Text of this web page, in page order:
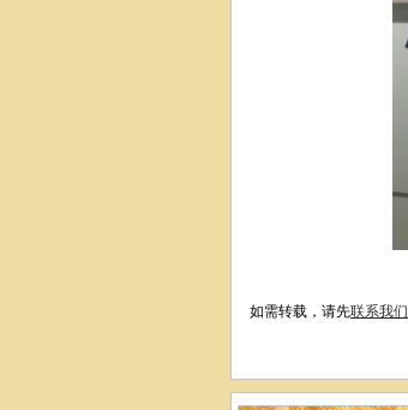
如需转载，请先联系我们